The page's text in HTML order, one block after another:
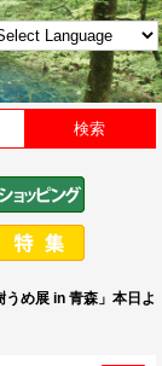
め展 in 青森」本日よ